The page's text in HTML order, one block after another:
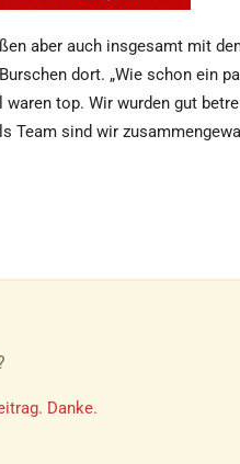
aber auch insgesamt mit
dort. „Wie schon ein
top. Wir wurden gut
Team sind wir
Danke.